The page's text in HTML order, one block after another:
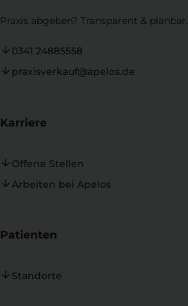
Praxis abgeben? Transparent & planbar.
0341 24885558
praxisverkauf@apelos.de
Karriere
Offene Stellen
Arbeiten bei Apelos
Patienten
Standorte